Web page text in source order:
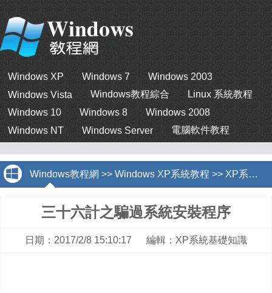
Windows XP Windows 7
Windows 2003
Windows Vista
Windows教程綜合
Linux 系統教程
Windows 10
Windows 8
Windows 2008
Windows NT
Windows Server 電腦軟件教程
Windows教程網 >> Windows XP系統教程 >> XP系統基礎知識
三十六計之騙過系統安裝程序
日期：2017/2/8 15:10:17 編輯：XP系統基礎知識